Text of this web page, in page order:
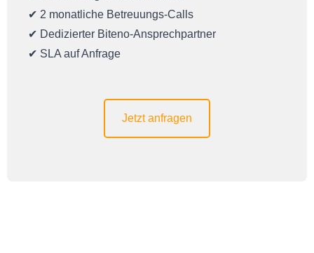
✔ 2 monatliche Betreuungs-Calls
✔ Dedizierter Biteno-Ansprechpartner
✔ SLA auf Anfrage
Jetzt anfragen